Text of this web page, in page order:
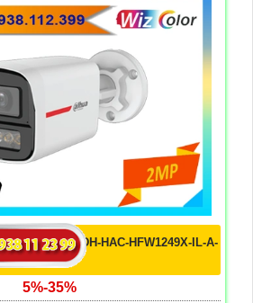
WIZCOLOR DH-HAC-HFW1249X-IL-A-
PRO
5%-35%